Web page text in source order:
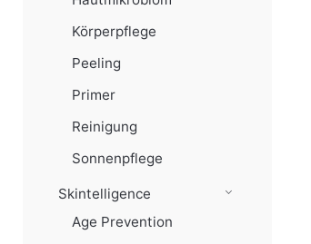
Körperpflege
Peeling
Primer
Reinigung
Sonnenpflege
Skintelligence
Age Prevention